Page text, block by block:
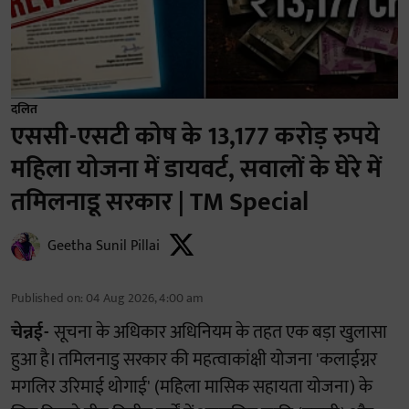
दलित
एससी-एसटी कोष के 13,177 करोड़ रुपये
महिला योजना में डायवर्ट, सवालों के घेरे में
तमिलनाडू सरकार | TM Special
Geetha Sunil Pillai
Published on: 04 Aug 2026, 4:00 am
चेन्नई-सूचना के अधिकार अधिनियम के तहत एक बड़ा खुलासा
हुआ है। तमिलनाडु सरकार की महत्वाकांक्षी योजना 'कलाईग्नर
मगलिर उरिमाई थोगाई' (महिला मासिक सहायता योजना) के